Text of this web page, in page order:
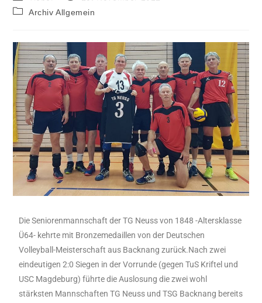
Archiv Allgemein
Die Seniorenmannschaft der TG Neuss von 1848 -Altersklasse
Ü64- kehrte mit Bronzemedaillen von der Deutschen
Volleyball-Meisterschaft aus Backnang zurück.Nach zwei
eindeutigen 2:0 Siegen in der Vorrunde (gegen TuS Kriftel und
USC Magdeburg) führte die Auslosung die zwei wohl
stärksten Mannschaften TG Neuss und TSG Backnang bereits